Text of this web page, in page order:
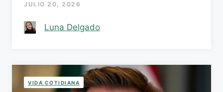
JULIO 20, 2026
Luna Delgado
VIDA COTIDIANA